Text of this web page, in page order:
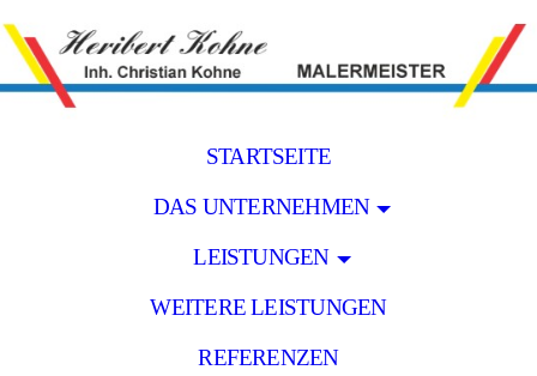
STARTSEITE
DAS UNTERNEHMEN
LEISTUNGEN
WEITERE LEISTUNGEN
REFERENZEN